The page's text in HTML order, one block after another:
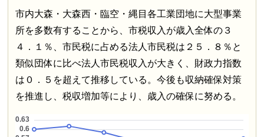
市内大森・大森西・臨空・縄目各工業団地に大型事業
所を多数有することから、市税収入が歳入全体の３
４．１％、市民税に占める法人市民税は２５．８％と
類似団体に比べ法人市民税収入が大きく、財政力指数
は０．５を超えて推移している。今後も収納確保対策
を推進し、税収増加等により、歳入の確保に努める。